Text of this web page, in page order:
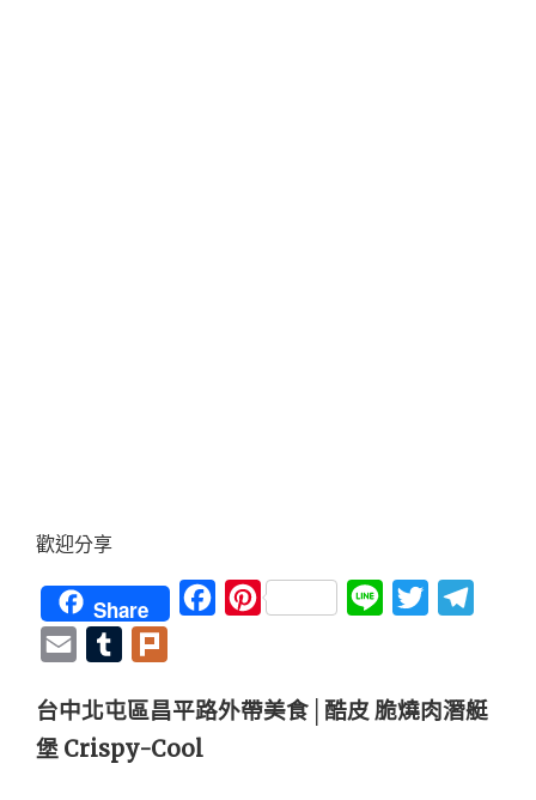
歡迎分享
Share FacebookPinterest Line Twitter
Email Tumblr
台中北屯區昌平路外帶美食│酷皮 脆燒肉潛艇
堡 Crispy-Cool